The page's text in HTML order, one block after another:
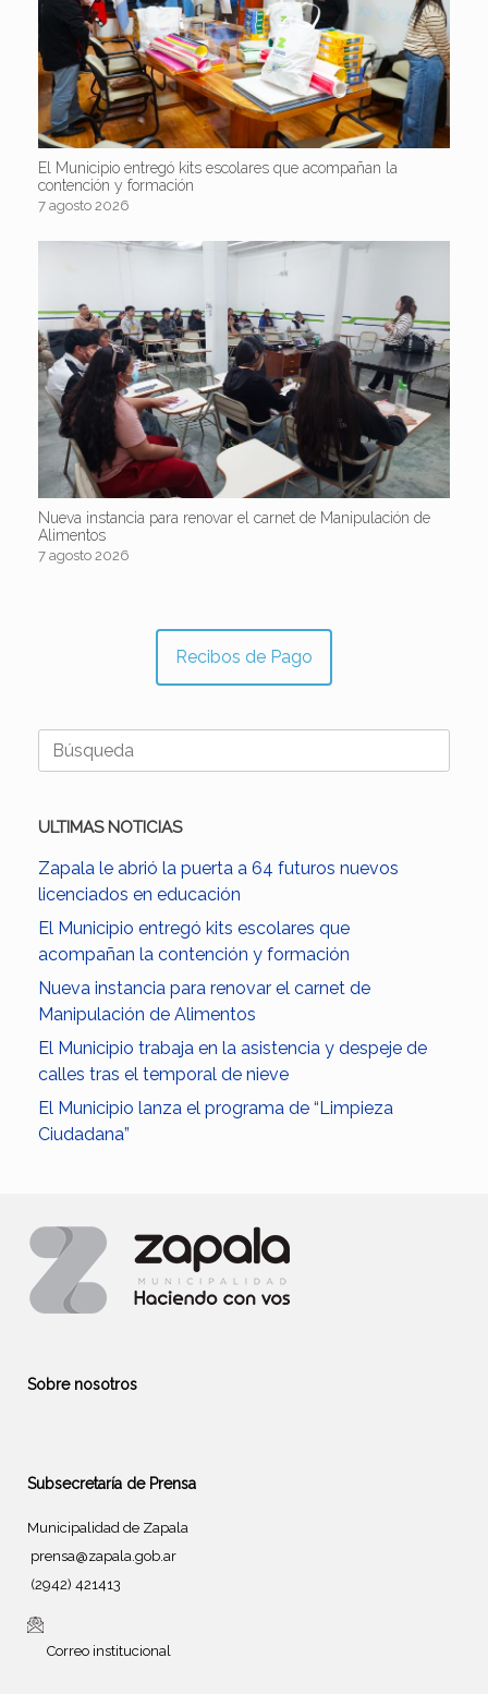
El Municipio entregó kits escolares que acompañan la
contención y formación
7 agosto 2026
Nueva instancia para renovar el carnet de Manipulación de
Alimentos
7 agosto 2026
Recibos de Pago
Buscar:
ULTIMAS NOTICIAS
Zapala le abrió la puerta a 64 futuros nuevos
licenciados en educación
El Municipio entregó kits escolares que
acompañan la contención y formación
Nueva instancia para renovar el carnet de
Manipulación de Alimentos
El Municipio trabaja en la asistencia y despeje de
calles tras el temporal de nieve
El Municipio lanza el programa de “Limpieza
Ciudadana”
Sobre nosotros
Subsecretaría de Prensa
Municipalidad de Zapala
prensa@zapala.gob.ar
(2942) 421413
Correo institucional